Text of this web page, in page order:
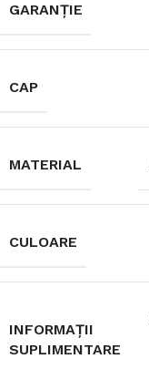
GARANȚIE
CAP
MATERIAL
CULOARE
INFORMAȚII
SUPLIMENTARE